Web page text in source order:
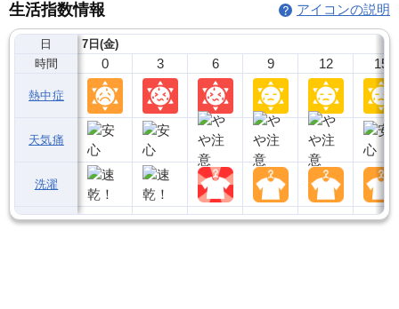
生活指数情報 アイコンの説明
日
時間
熱中症
天気痛
洗濯
7日(金)
0 3 6 9 12 15